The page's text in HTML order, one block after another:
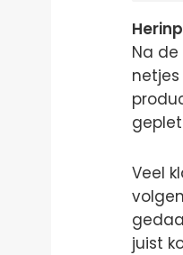
Na
Veel
juist